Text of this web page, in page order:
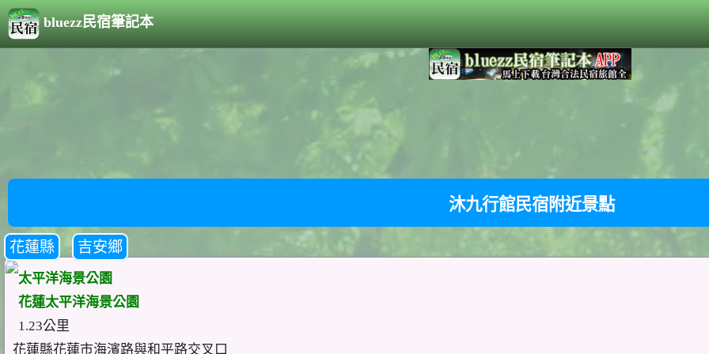
bluezz民宿筆記本
沐九行館民宿附近景點
花蓮縣 吉安鄉
太平洋海景公園
花蓮太平洋海景公園
1.23公里
花蓮縣花蓮市海濱路與和平路交叉口